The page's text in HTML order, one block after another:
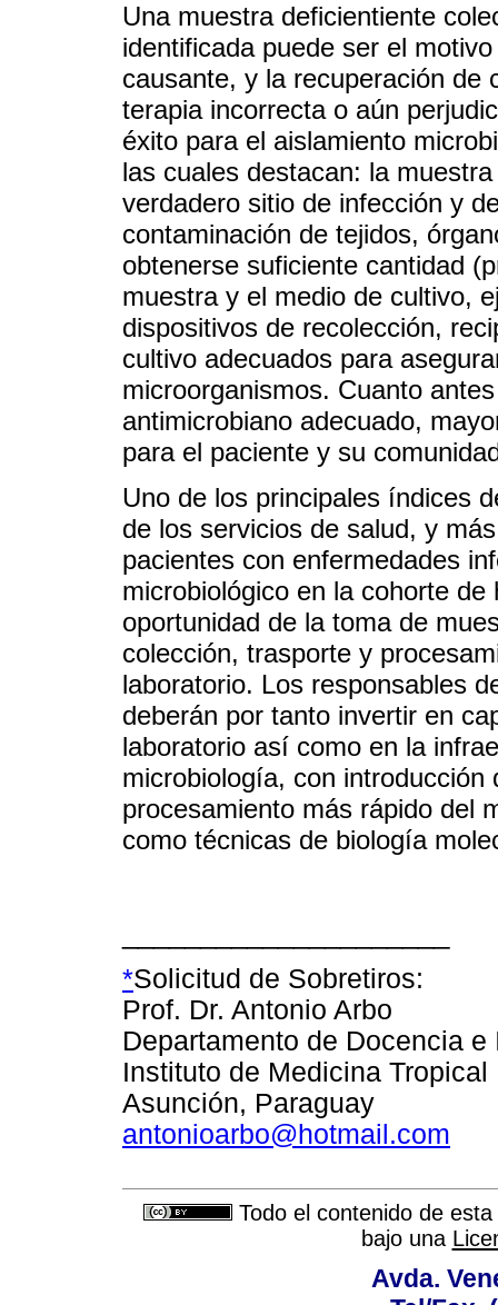
Una muestra deficientiente
identificada puede ser el
causante, y la recuperación de
terapia incorrecta o aún
éxito para el aislamiento
las cuales destacan: la
verdadero sitio de infección y
contaminación de tejidos,
obtenerse suficiente cantidad
muestra y el medio de cultivo,
dispositivos de recolección,
cultivo adecuados para
microorganismos. Cuanto
antimicrobiano adecuado,
para el paciente y su
Uno de los principales índices
de los servicios de salud, y
pacientes con enfermedades
microbiológico en la cohorte
oportunidad de la toma de
colección, trasporte y
laboratorio. Los responsables
deberán por tanto invertir en
laboratorio así como en la
microbiología, con
procesamiento más rápido del
como técnicas de biología
*Solicitud de Sobretiros:
Prof. Dr. Antonio Arbo
Departamento de Docencia
Instituto de Medicina Tropical
Asunción, Paraguay
antonioarbo@hotmail.com
Todo el contenido de
bajo una
Avda.